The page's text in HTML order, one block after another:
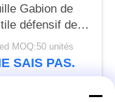
Gabion de
défensif de
de Gavanized
MOQ:50 unités
SAIS PAS.